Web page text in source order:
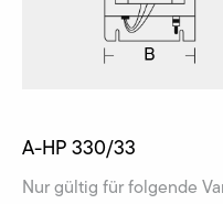
A-HP 330/33
Nur gültig für folgende